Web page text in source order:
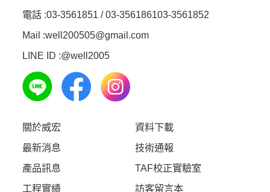
電話 :03-3561851 / 03-356186103-3561852
Mail :well200505@gmail.com
LINE ID :@well2005
關於威宏
最新消息
產品訊息
工程實績
資料下載
技術通報
TAF校正實驗室
訪客留言本